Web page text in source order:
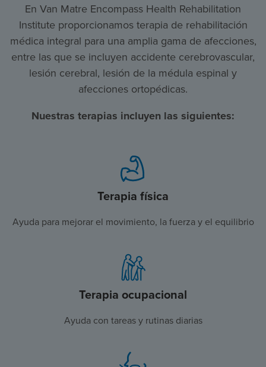
En Van Matre Encompass Health Rehabilitation
Institute proporcionamos terapia de rehabilitación
médica integral para una amplia gama de afecciones,
entre las que se incluyen accidente cerebrovascular,
lesión cerebral, lesión de la médula espinal y
afecciones ortopédicas.
Nuestras terapias incluyen las siguientes:
Terapia física
Ayuda para mejorar el movimiento, la fuerza y el equilibrio
Terapia ocupacional
Ayuda con tareas y rutinas diarias